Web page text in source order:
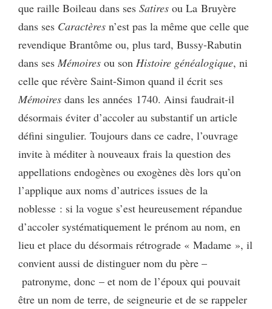
que raille Boileau dans ses Satires ou La Bruyère
dans ses Caractères n’est pas la même que celle que
revendique Brantôme ou, plus tard, Bussy-Rabutin
dans ses Mémoires ou son Histoire généalogique, ni
celle que révère Saint-Simon quand il écrit ses
Mémoires dans les années 1740. Ainsi faudrait-il
désormais éviter d’accoler au substantif un article
défini singulier. Toujours dans ce cadre, l’ouvrage
invite à méditer à nouveaux frais la question des
appellations endogènes ou exogènes dès lors qu’on
l’applique aux noms d’autrices issues de la
noblesse : si la vogue s’est heureusement répandue
d’accoler systématiquement le prénom au nom, en
lieu et place du désormais rétrograde « Madame », il
convient aussi de distinguer nom du père –
patronyme, donc – et nom de l’époux qui pouvait
être un nom de terre, de seigneurie et de se rappeler